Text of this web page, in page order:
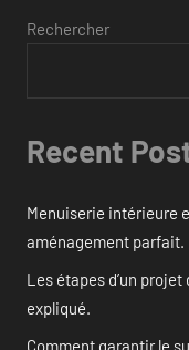
Rechercher
Recent
Menuiserie intérieure
aménagement parfait.
Les étapes d’un
expliqué.
Comment garantir le